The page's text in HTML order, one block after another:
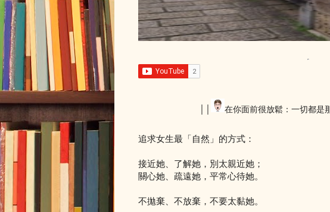
在你面前很放鬆：一切都是
追求女生最「自然」的方式：
接近她、了解她，別太親近她；
關心她、疏遠她，平常心待她。
不拋棄、不放棄，不要太黏她。